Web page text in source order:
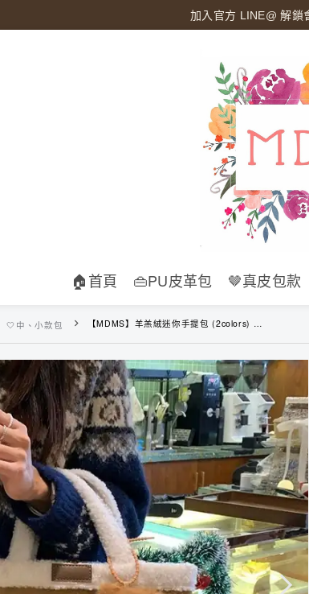
加入官方 LINE@ 解鎖
🏠首頁 👜PU皮革包 🤎真皮包款
🤍中、小款包 【MDMS】羊羔絨迷你手提包 (2colors) 韓國ins暖冬托特包 毛絨質感女包 簡約百搭 小清新休閒提袋 B226